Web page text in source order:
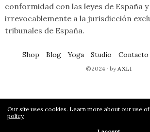
conformidad con las leyes de España
irrevocablemente a la jurisdicción
tribunales de España.
Shop Blog Yoga Studio Contacto
©2024 · by AXLI
Our site uses cookies. Learn more about our use
policy